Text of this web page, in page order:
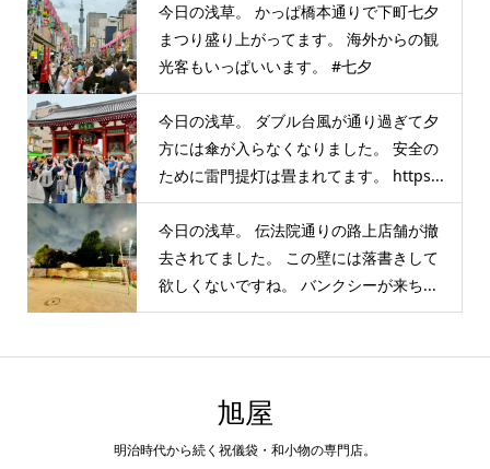
今日の浅草。 かっぱ橋本通りで下町七夕
まつり盛り上がってます。 海外からの観
光客もいっぱいいます。 #七夕
今日の浅草。 ダブル台風が通り過ぎて夕
方には傘が入らなくなりました。 安全の
ために雷門提灯は畳まれてます。 https...
今日の浅草。 伝法院通りの路上店舗が撤
去されてました。 この壁には落書きして
欲しくないですね。 バンクシーが来ち...
旭屋
明治時代から続く祝儀袋・和小物の専門店。